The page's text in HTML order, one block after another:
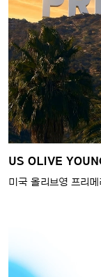
US OLIVE
미국 올리브영 프리